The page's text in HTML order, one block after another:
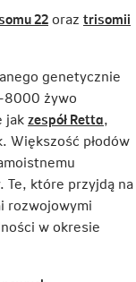
22Link
w
nowej
karcie
oraz trisomii
genetycznie
żywo
jakzespół Retta
w
,
Większość płodów
które przyjdą na
rozwojowymi
w okresie